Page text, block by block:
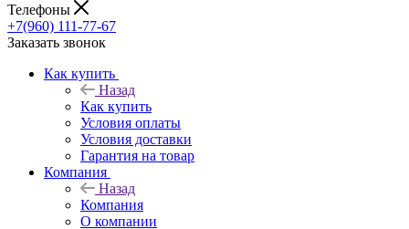
Телефоны
+7(960) 111-77-67
Заказать звонок
Как купить
Назад
Как купить
Условия оплаты
Условия доставки
Гарантия на товар
Компания
Назад
Компания
О компании